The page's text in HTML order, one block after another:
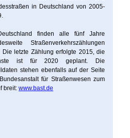
in Deutschland von 2005-
finden alle fünf Jahre
Straßenverkehrszählungen
Die letzte Zählung erfolgte 2015, die
ist für 2020 geplant. Die
stehen ebenfalls auf der Seite
für Straßenwesen zum
breit: www.bast.de